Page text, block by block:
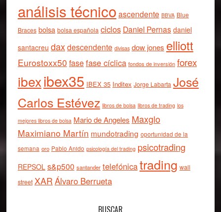
análisis técnico ascendente BBVA Blue
Braces bolsa bolsa española ciclos Daniel Pernas daniel
santacreu daxdescendente divisas dow jones elliott
Eurostoxx50 fasefase cíclica fondos de inversión forex
ibexibex35 IBEX 35 Inditex Jorge Labarta José
Carlos Estévez libros de bolsa libros de trading los
mejores libros de bolsa Mario de Angeles Maxglo
Maximiano Martín mundotrading oportunidad de la
semana oro Pablo Anido psicología del trading psicotrading
REPSOL s&p500 santander telefónicatrading wall
street XAR Álvaro Berrueta
BUSCAR